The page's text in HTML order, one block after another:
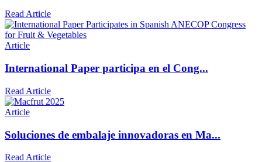
Read Article
Article
International Paper participa en el Cong...
Read Article
Article
Soluciones de embalaje innovadoras en Ma...
Read Article